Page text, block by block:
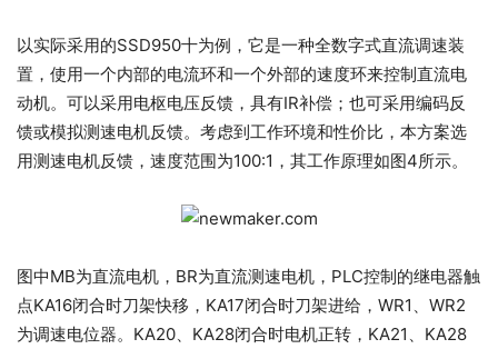
以实际采用的SSD950十为例，它是一种全数字式直流调速装
置，使用一个内部的电流环和一个外部的速度环来控制直流电
动机。可以采用电枢电压反馈，具有IR补偿；也可采用编码反
馈或模拟测速电机反馈。考虑到工作环境和性价比，本方案选
用测速电机反馈，速度范围为100:1，其工作原理如图4所示。
图中MB为直流电机，BR为直流测速电机，PLC控制的继电器触
点KA16闭合时刀架快移，KA17闭合时刀架进给，WR1、WR2
为调速电位器。KA20、KA28闭合时电机正转，KA21、KA28